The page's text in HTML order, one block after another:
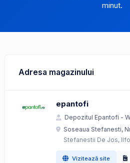
minut.
Adresa magazinului
epantofi
Depozitul Epantofi -
Soseaua Stefanesti,
Stefanestii De Jos,
Vizitează site